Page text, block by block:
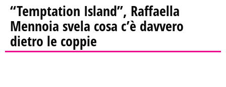
“Temptation Island”, Raffaella
Mennoia svela cosa c’è davvero
dietro le coppie